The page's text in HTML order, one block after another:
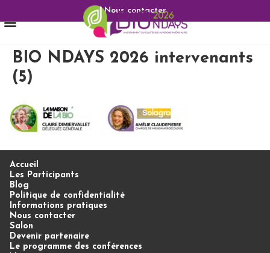
Nous contacter
BIO NDAYS 2026 intervenants
(5)
Accueil
Les Participants
Blog
Politique de confidentialité
Informations pratiques
Nous contacter
Salon
Devenir partenaire
Le programme des conférences